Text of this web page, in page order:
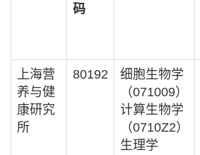
码
上海营
养与健
康研究
所
80192
细胞生物学
（071009）
计算生物学
（0710Z2）
生理学